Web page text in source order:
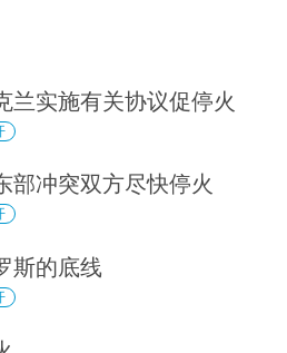
兰实施有关协议促停火
部冲突双方尽快停火
斯的底线